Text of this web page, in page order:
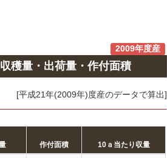
2009年度産
穫量・出荷量・作付面積
[平成21年(2009年)度産のデータで算出]
作付面積 10ａ当たり収量